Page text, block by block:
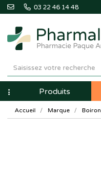
03 22 46 14 48
Pharmaleo
Pharmacie
Paque
Amiens
NavigationProduits
Accueil Marque Boiron